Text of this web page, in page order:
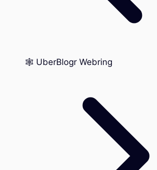
🕸️ UberBlogr Webring